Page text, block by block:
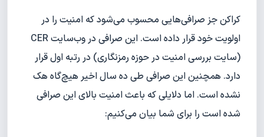
کراکن جز صرافی‌هایی محسوب می‌شود که امنیت را در
اولویت خود قرار داده است. این صرافی در وب‌سایت CER
(سایت بررسی امنیت در حوزه رمزنگاری) در رتبه اول قرار
دارد. همچنین این صرافی طی ده سال اخیر هیچ‌گاه هک
نشده است. اما دلایلی که باعث امنیت بالای این صرافی
شده است را برای شما بیان می‌کنیم: